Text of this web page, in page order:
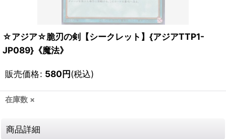
☆アジア☆脆刃の剣【シークレット】{アジアTTP1-
JP089}《魔法》
販売価格: 580円(税込)
在庫数 ×
商品詳細